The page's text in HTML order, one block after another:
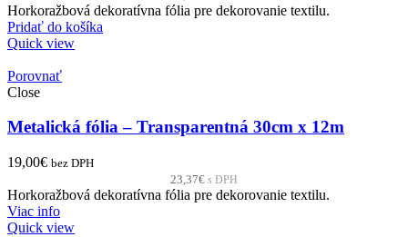
Horkoražbová dekoratívna fólia pre dekorovanie textilu.
Pridať do košíka
Quick view
Porovnať
Close
Metalická fólia – Transparentná 30cm x 12m
19,00€ bez DPH
23,37€ s DPH
Horkoražbová dekoratívna fólia pre dekorovanie textilu.
Viac info
Quick view